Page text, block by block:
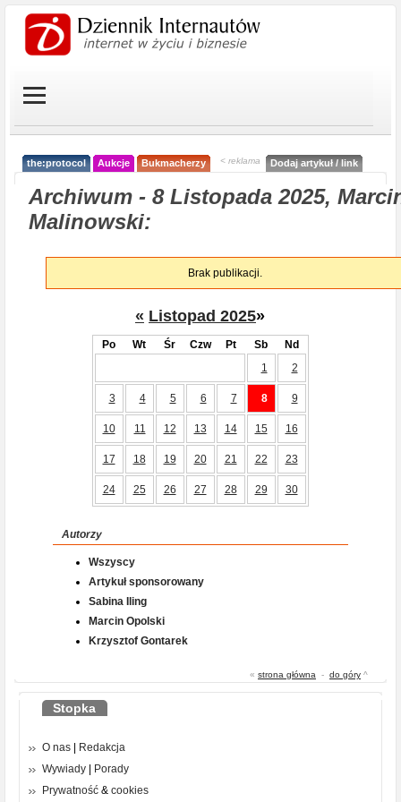
the:protocol Aukcje Bukmacherzy < reklama Dodaj artykuł / link
Archiwum - 8 Listopada 2025,
Malinowski:
Brak publikacji.
« Listopad 2025»
Po Wt Śr Czw Pt Sb
Nd
1
2
3 4 5 6 7 8 9
10 11 12 13 14 15 16
17 18 19 20 21 22 23
24 25 26 27 28 29 30
Autorzy
Wszyscy
Artykuł sponsorowany
Sabina Iling
Marcin Opolski
Krzysztof Gontarek
« strona główna - do góry ^
Stopka
O nas
Redakcja
Wywiady
Porady
Prywatność & cookies